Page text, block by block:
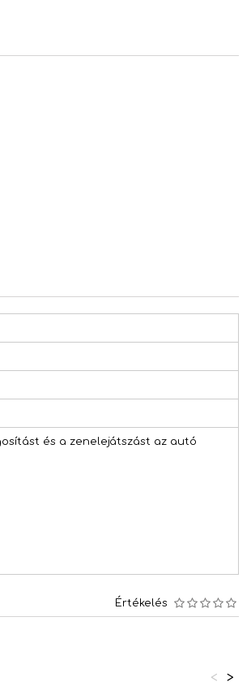
és a zenelejátszást az autó
Értékelés
>
<